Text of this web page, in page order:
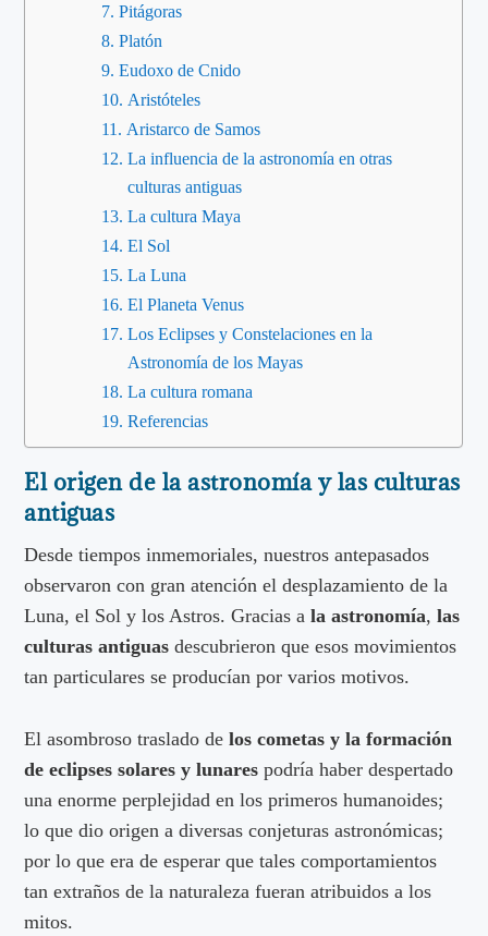
Pitágoras
Platón
Eudoxo de Cnido
Aristóteles
Aristarco de Samos
La influencia de la astronomía en otras
culturas antiguas
La cultura Maya
El Sol
La Luna
El Planeta Venus
Los Eclipses y Constelaciones en la
Astronomía de los Mayas
La cultura romana
Referencias
El origen de la astronomía y las culturas
antiguas
Desde tiempos inmemoriales, nuestros antepasados
observaron con gran atención el desplazamiento de la
Luna, el Sol y los Astros. Gracias ala astronomía,las
culturas antiguas descubrieron que esos movimientos
tan particulares se producían por varios motivos.
El asombroso traslado delos cometas y la formación
de eclipses solares y lunarespodría haber despertado
una enorme perplejidad en los primeros humanoides;
lo que dio origen a diversas conjeturas astronómicas;
por lo que era de esperar que tales comportamientos
tan extraños de la naturaleza fueran atribuidos a los
mitos.